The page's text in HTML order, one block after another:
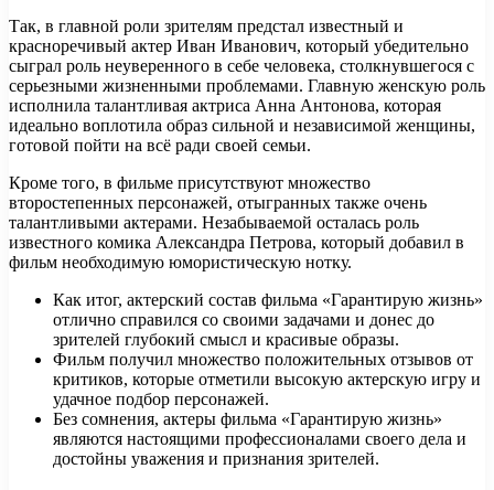
Так, в главной роли зрителям предстал известный и
красноречивый актер Иван Иванович, который убедительно
сыграл роль неуверенного в себе человека, столкнувшегося с
серьезными жизненными проблемами. Главную женскую роль
исполнила талантливая актриса Анна Антонова, которая
идеально воплотила образ сильной и независимой женщины,
готовой пойти на всё ради своей семьи.
Кроме того, в фильме присутствуют множество
второстепенных персонажей, отыгранных также очень
талантливыми актерами. Незабываемой осталась роль
известного комика Александра Петрова, который добавил в
фильм необходимую юмористическую нотку.
Как итог, актерский состав фильма «Гарантирую жизнь»
отлично справился со своими задачами и донес до
зрителей глубокий смысл и красивые образы.
Фильм получил множество положительных отзывов от
критиков, которые отметили высокую актерскую игру и
удачное подбор персонажей.
Без сомнения, актеры фильма «Гарантирую жизнь»
являются настоящими профессионалами своего дела и
достойны уважения и признания зрителей.